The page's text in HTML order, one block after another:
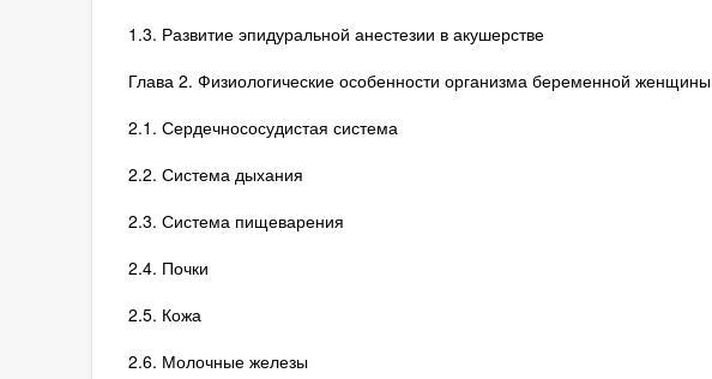
1.3. Развитие эпидуральной анестезии в акушерстве
Глава 2. Физиологические особенности организма беременной женщины
2.1. Сердечнососудистая система
2.2. Система дыхания
2.3. Система пищеварения
2.4. Почки
2.5. Кожа
2.6. Молочные железы